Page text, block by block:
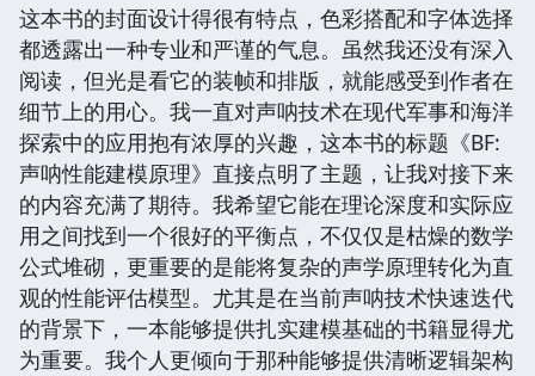
这本书的封面设计得很有特点，色彩搭配和字体选择
都透露出一种专业和严谨的气息。虽然我还没有深入
阅读，但光是看它的装帧和排版，就能感受到作者在
细节上的用心。我一直对声呐技术在现代军事和海洋
探索中的应用抱有浓厚的兴趣，这本书的标题《BF:
声呐性能建模原理》直接点明了主题，让我对接下来
的内容充满了期待。我希望它能在理论深度和实际应
用之间找到一个很好的平衡点，不仅仅是枯燥的数学
公式堆砌，更重要的是能将复杂的声学原理转化为直
观的性能评估模型。尤其是在当前声呐技术快速迭代
的背景下，一本能够提供扎实建模基础的书籍显得尤
为重要。我个人更倾向于那种能够提供清晰逻辑架构